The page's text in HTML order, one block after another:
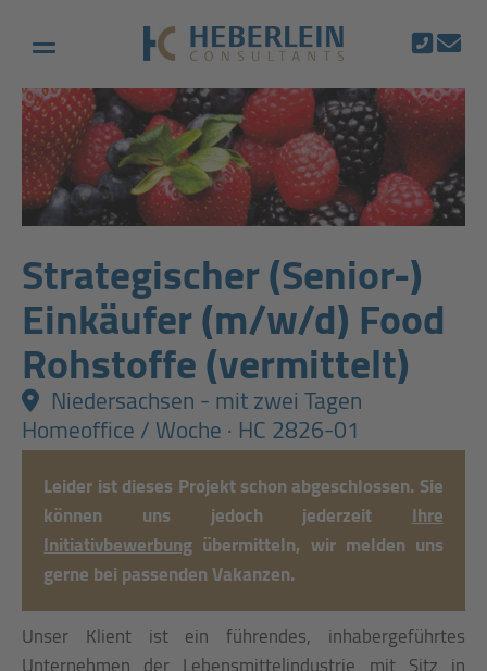
Strategischer (Senior-)
Einkäufer (m/w/d) Food
Rohstoffe (vermittelt)
Niedersachsen - mit zwei Tagen
Homeoffice / Woche · HC 2826-01
Leider ist dieses Projekt schon abgeschlossen. Sie
können uns jedoch jederzeit Ihre
Initiativbewerbung übermitteln, wir melden uns
gerne bei passenden Vakanzen.
Unser Klient ist ein führendes, inhabergeführtes